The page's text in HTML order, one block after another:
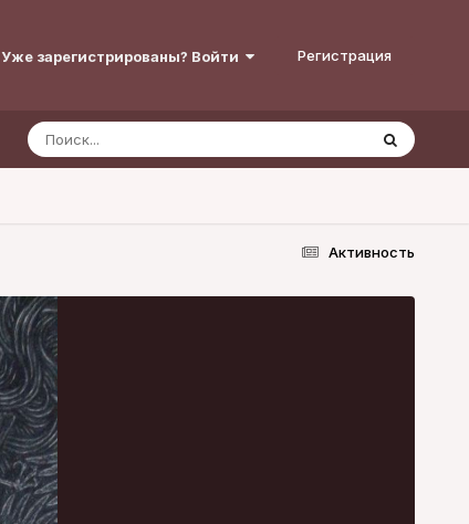
Уже зарегистрированы? Войти Регистрация
Активность